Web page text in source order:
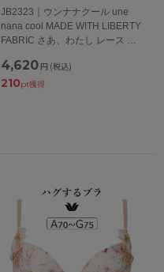
JB2323｜ウンナナクール une
nana cool MADE WITH LIBERTY
FABRIC さあ、わたし レース ブ
ダー 65/70/75/80cm
4,620 円 (税込)
210pt獲得